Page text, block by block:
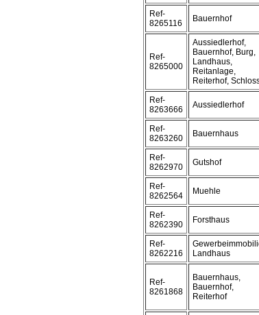
Ref-
8265116
Bauernhof
Ref-
8265000
Aussiedlerhof,
Bauernhof, Burg,
Landhaus,
Reitanlage,
Reiterhof,
Ref-
8263666
Aussiedlerhof
Ref-
8263260
Bauernhaus
Ref-
8262970
Gutshof
Ref-
8262564
Muehle
Ref-
8262390
Forsthaus
Ref-
8262216
Landhaus
Ref-
8261868
Bauernhaus,
Bauernhof,
Reiterhof